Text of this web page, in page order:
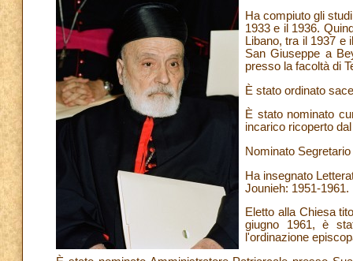
Ha compiuto gli
1933 e il 1936.
Libano, tra il 1937
San Giuseppe a
presso la facoltà di
È stato ordinato
È stato nominato
incarico ricoperto
Nominato
Ha insegnato
Jounieh: 1951-1961.
Eletto alla Chiesa
giugno 1961, è
l'ordinazione